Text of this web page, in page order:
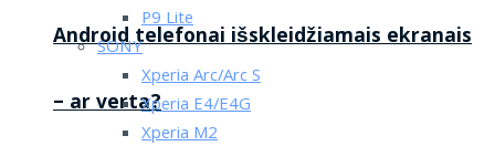
Android telefonai išskleidžiamais ekranais
– ar verta?
P9 Lite
SONY
Xperia Arc/Arc S
Xperia E4/E4G
Xperia M2